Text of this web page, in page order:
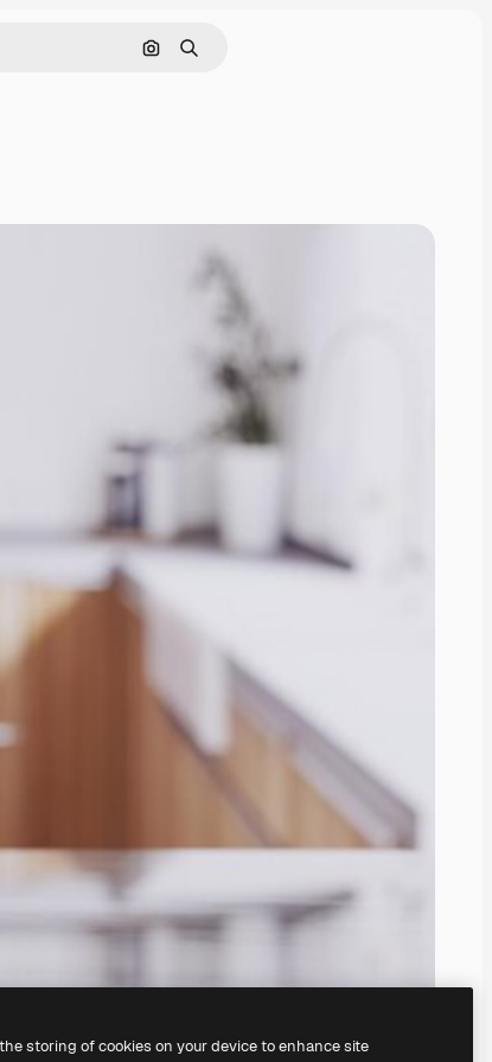
Cerca per immagine
Ricerca
storing of cookies on your device to enhance site